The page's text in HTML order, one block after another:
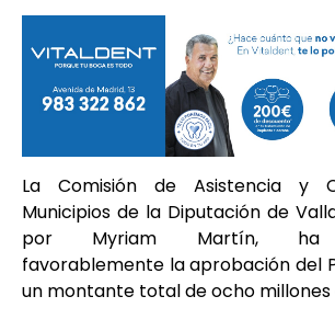
La Comisión de Asistencia y
Municipios de la Diputación de
por Myriam Martín, ha
favorablemente la aprobación del
un montante total de ocho millones